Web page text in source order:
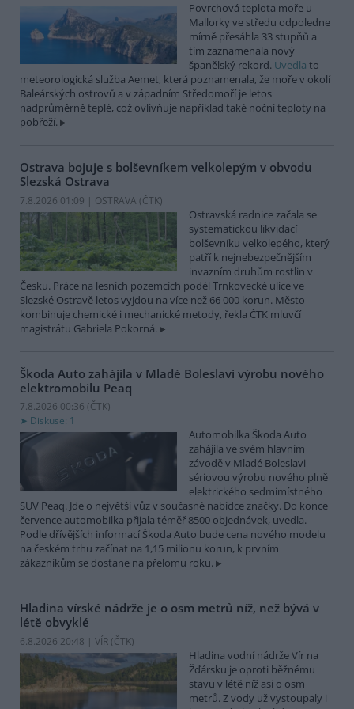
Povrchová teplota moře u
Mallorky ve středu odpoledne
mírně přesáhla 33 stupňů a
tím zaznamenala nový
španělský rekord. Uvedla to
meteorologická služba Aemet, která poznamenala, že moře v okolí
Baleárských ostrovů a v západním Středomoří je letos
nadprůměrně teplé, což ovlivňuje například také noční teploty na
pobřeží.
Ostrava bojuje s bolševníkem velkolepým v obvodu
Slezská Ostrava
7.8.2026 01:09 | OSTRAVA (ČTK)
Ostravská radnice začala se
systematickou likvidací
bolševníku velkolepého, který
patří k nejnebezpečnějším
invazním druhům rostlin v
Česku. Práce na lesních pozemcích podél Trnkovecké ulice ve
Slezské Ostravě letos vyjdou na více než 66 000 korun. Město
kombinuje chemické i mechanické metody, řekla ČTK mluvčí
magistrátu Gabriela Pokorná.
Škoda Auto zahájila v Mladé Boleslavi výrobu nového
elektromobilu Peaq
7.8.2026 00:36 (ČTK)
Diskuse: 1
Automobilka Škoda Auto
zahájila ve svém hlavním
závodě v Mladé Boleslavi
sériovou výrobu nového plně
elektrického sedmimístného
SUV Peaq. Jde o největší vůz v současné nabídce značky. Do konce
července automobilka přijala téměř 8500 objednávek, uvedla.
Podle dřívějších informací Škoda Auto bude cena nového modelu
na českém trhu začínat na 1,15 milionu korun, k prvním
zákazníkům se dostane na přelomu roku.
Hladina vírské nádrže je o osm metrů níž, než bývá v
létě obvyklé
6.8.2026 20:48 | VÍR (ČTK)
Hladina vodní nádrže Vír na
Žďársku je oproti běžnému
stavu v létě níž asi o osm
metrů. Z vody už vystoupaly i